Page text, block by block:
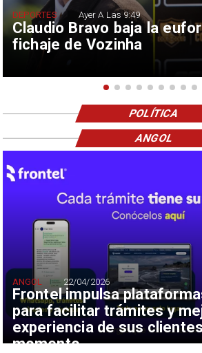
Claudio Bravo baja la
fichaje de Vozinha
DEPORTES Ayer A Las 9:49
POLÍTICA
Frontel impulsa
para facilitar trámites y
experiencia de sus
momento
ANGOL 22/04/2026
ANGOL